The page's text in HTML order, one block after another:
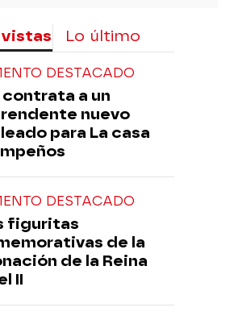
vistas Lo último
DESTACADO
contrata a un
nuevo
para La casa
DESTACADO
figuritas
de la
de la Reina
II